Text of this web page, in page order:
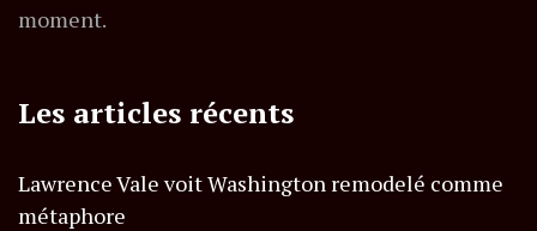
moment.
Les articles récents
Lawrence Vale voit Washington remodelé comme
métaphore